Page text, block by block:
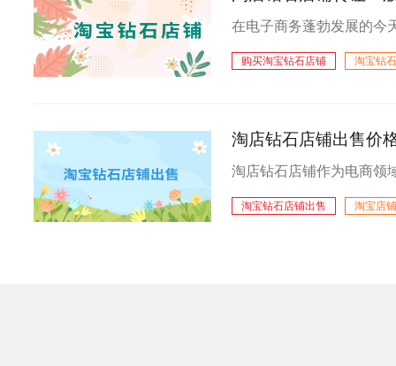
购买淘宝钻石店铺
淘宝钻
淘店钻石店铺出售价
淘宝钻石店铺出售
淘宝店